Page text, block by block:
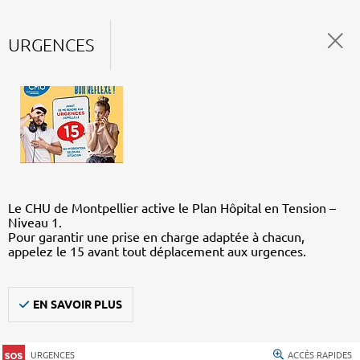
URGENCES
Le CHU de Montpellier active le Plan Hôpital en Tension –
Niveau 1.
Pour garantir une prise en charge adaptée à chacun,
appelez le 15 avant tout déplacement aux urgences.
EN SAVOIR PLUS
URGENCES ACCÈS RAPIDES